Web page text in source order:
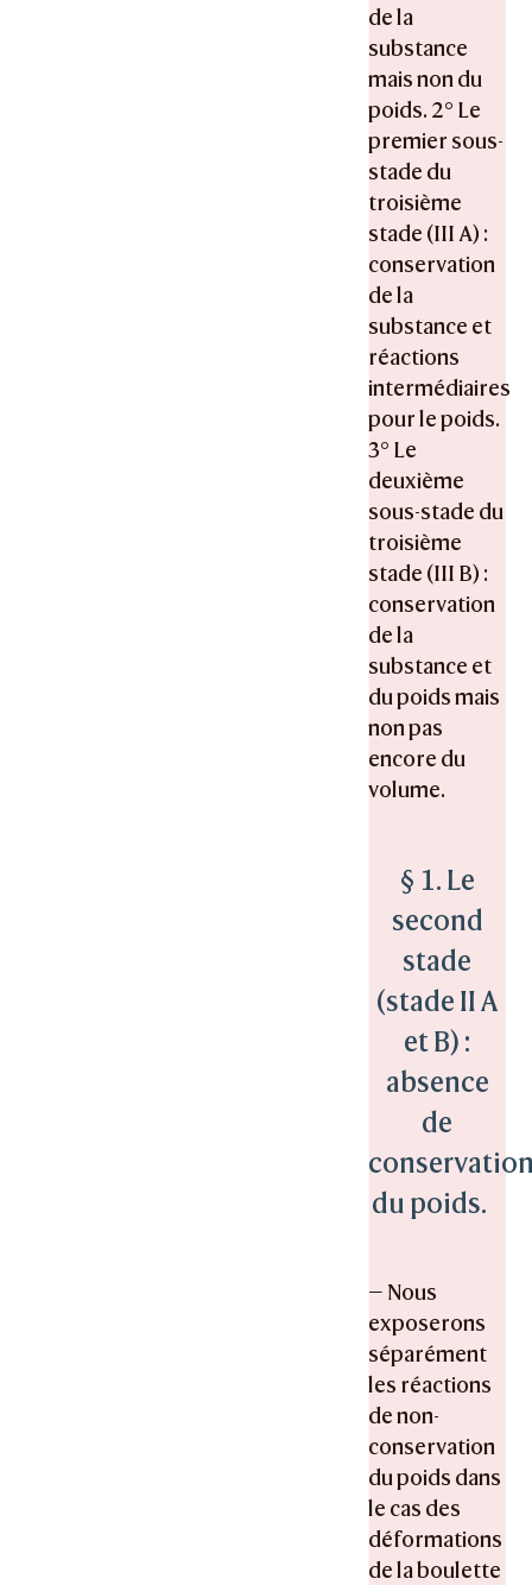
de la
substance
mais non du
poids. 2° Le
premier sous-
stade du
troisième
stade (III A) :
conservation
de la
substance et
réactions
intermédiaires
pour le poids.
3° Le
deuxième
sous-stade du
troisième
stade (III B) :
conservation
de la
substance et
du poids mais
non pas
encore du
volume.
§ 1. Le
second
stade
(stade II A
et B) :
absence
de
du poids.
— Nous
exposerons
séparément
les réactions
de non-
conservation
du poids dans
le cas des
déformations
de la boulette